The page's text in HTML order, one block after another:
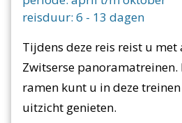
reisduur: 6 - 13 dagen
Tijdens deze reis reist u met
Zwitserse
ramen kunt u in deze
uitzicht genieten.